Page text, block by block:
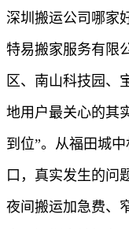
深圳搬运公司哪家
特易搬家服务有限
区、南山科技园、
地用户最关心的其
到位”。从福田城
口，真实发生的问
夜间搬运加急费、